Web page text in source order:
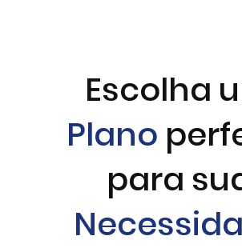
Escolha
Plano
para